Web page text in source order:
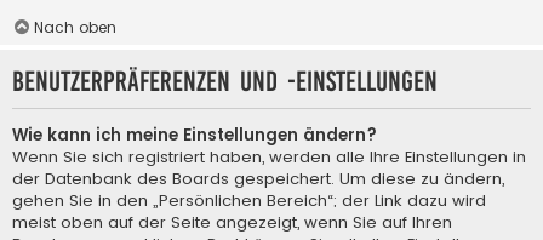
Nach oben
Benutzerpräferenzen und -einstellungen
Wie kann ich meine Einstellungen ändern?
Wenn Sie sich registriert haben, werden alle Ihre Einstellungen in
der Datenbank des Boards gespeichert. Um diese zu ändern,
gehen Sie in den „Persönlichen Bereich“; der Link dazu wird
meist oben auf der Seite angezeigt, wenn Sie auf Ihren